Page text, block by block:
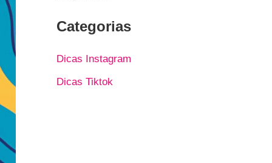
Categorias
Dicas Instagram
Dicas Tiktok